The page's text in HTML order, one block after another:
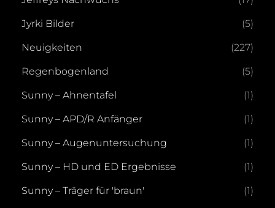
Jyrki Bilder (5)
Neuigkeiten (227)
Regenbogenland (5)
Sunny – Ahnentafel (1)
Sunny – APD/R Anfänger (1)
Sunny – Augenuntersuchung (1)
Sunny – HD und ED Ergebnisse (1)
Sunny – Träger für 'braun' (1)